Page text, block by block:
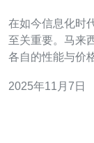
在如今信息化时
至关重要。马来
各自的性能与价
最高的选择之一。 马来西亚云服务器市场概况 马来西亚的
2025年11月7日